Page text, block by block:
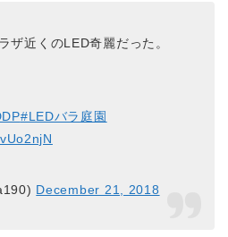
ザ近くのLED奇麗だった。
#LEDバラ庭園
December 21, 2018